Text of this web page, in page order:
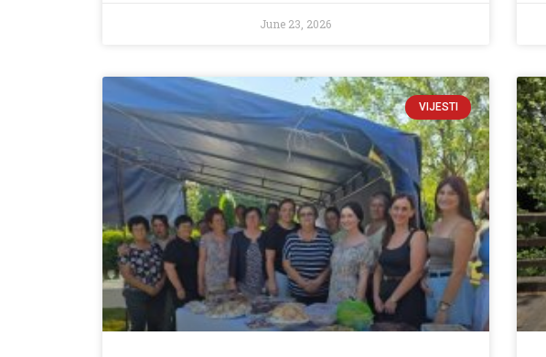
June 23, 2026
VIJESTI